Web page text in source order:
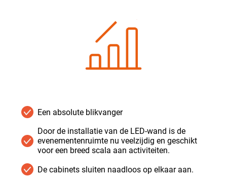
Een absolute blikvanger
Door de installatie van de LED-wand is de
evenementenruimte nu veelzijdig en geschikt
voor een breed scala aan activiteiten.
De cabinets sluiten naadloos op elkaar aan.